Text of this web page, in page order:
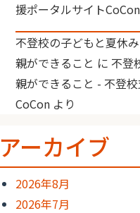
援ポータルサイトCoCon
不登校の子どもと夏休
親ができること に 不登
親ができること - 不登
CoCon より
アーカイブ
2026年8月
2026年7月